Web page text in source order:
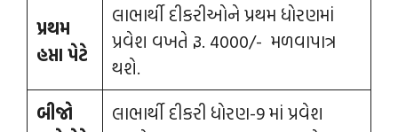
પ્રથમ
હપ્તા પેટે
લાભાર્થી દીકરીઓને પ્રથમ ધોરણમાં
પ્રવેશ વખતે રૂ. 4000/- મળવાપાત્ર
થશે.
બીજો
લાભાર્થી દીકરી ધોરણ-9 માં પ્રવેશ